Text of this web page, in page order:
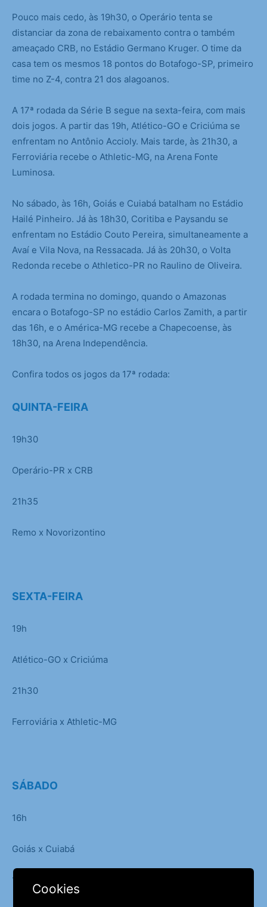
Pouco mais cedo, às 19h30, o Operário tenta se
distanciar da zona de rebaixamento contra o também
ameaçado CRB, no Estádio Germano Kruger. O time da
casa tem os mesmos 18 pontos do Botafogo-SP, primeiro
time no Z-4, contra 21 dos alagoanos.
A 17ª rodada da Série B segue na sexta-feira, com mais
dois jogos. A partir das 19h, Atlético-GO e Criciúma se
enfrentam no Antônio Accioly. Mais tarde, às 21h30, a
Ferroviária recebe o Athletic-MG, na Arena Fonte
Luminosa.
No sábado, às 16h, Goiás e Cuiabá batalham no Estádio
Hailé Pinheiro. Já às 18h30, Coritiba e Paysandu se
enfrentam no Estádio Couto Pereira, simultaneamente a
Avaí e Vila Nova, na Ressacada. Já às 20h30, o Volta
Redonda recebe o Athletico-PR no Raulino de Oliveira.
A rodada termina no domingo, quando o Amazonas
encara o Botafogo-SP no estádio Carlos Zamith, a partir
das 16h, e o América-MG recebe a Chapecoense, às
18h30, na Arena Independência.
Confira todos os jogos da 17ª rodada:
QUINTA-FEIRA
19h30
Operário-PR x CRB
21h35
Remo x Novorizontino
SEXTA-FEIRA
19h
Atlético-GO x Criciúma
21h30
Ferroviária x Athletic-MG
SÁBADO
16h
Goiás x Cuiabá
18h30
Cookies